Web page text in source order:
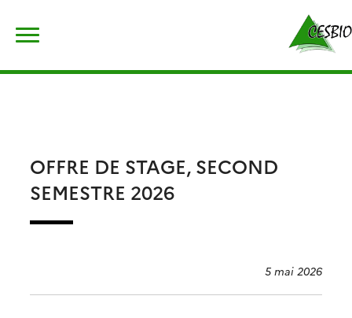
content
OFFRE DE STAGE, SECOND
SEMESTRE 2026
5 mai 2026